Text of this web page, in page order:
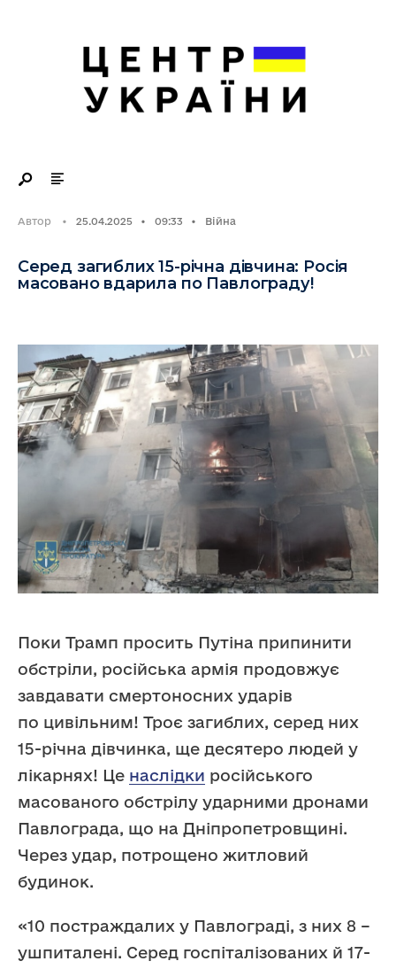
Автор • 25.04.2025 • 09:33 • Війна
Серед загиблих 15-річна дівчина: Росія
масовано вдарила по Павлограду!
Поки Трамп просить Путіна припинити
обстріли, російська армія продовжує
завдавати смертоносних ударів
по цивільним! Троє загиблих, серед них
15-річна дівчинка, ще десятеро людей у
лікарнях! Це наслідки російського
масованого обстрілу ударними дронами
Павлограда, що на Дніпропетровщині.
Через удар, потрощено житловий
будинок.
«10 постраждалих у Павлограді, з них 8 –
ушпиталені. Серед госпіталізованих й 17-